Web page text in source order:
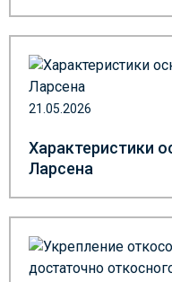
21.05.2026
Характеристики
Ларсена